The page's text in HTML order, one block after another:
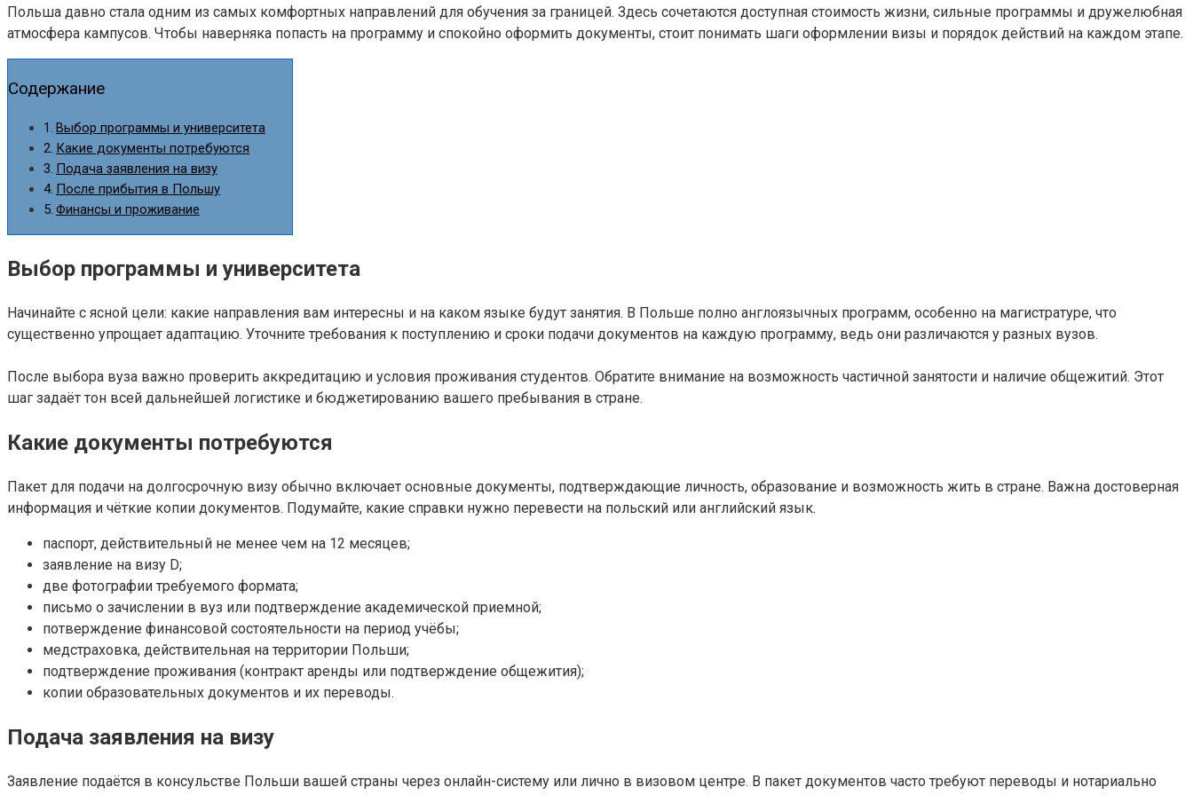
Польша давно стала одним из самых комфортных направлений для обучения за границей. Здесь сочетаются доступная стоимость жизни, сильные программы и дружелюбная
атмосфера кампусов. Чтобы наверняка попасть на программу и спокойно оформить документы, стоит понимать шаги оформлении визы и порядок действий на каждом этапе.
Содержание
Выбор программы и университета
Какие документы потребуются
Подача заявления на визу
После прибытия в Польшу
Финансы и проживание
Выбор программы и университета
Начинайте с ясной цели: какие направления вам интересны и на каком языке будут занятия. В Польше полно англоязычных программ, особенно на магистратуре, что
существенно упрощает адаптацию. Уточните требования к поступлению и сроки подачи документов на каждую программу, ведь они различаются у разных вузов.
После выбора вуза важно проверить аккредитацию и условия проживания студентов. Обратите внимание на возможность частичной занятости и наличие общежитий. Этот
шаг задаёт тон всей дальнейшей логистике и бюджетированию вашего пребывания в стране.
Какие документы потребуются
Пакет для подачи на долгосрочную визу обычно включает основные документы, подтверждающие личность, образование и возможность жить в стране. Важна достоверная
информация и чёткие копии документов. Подумайте, какие справки нужно перевести на польский или английский язык.
паспорт, действительный не менее чем на 12 месяцев;
заявление на визу D;
две фотографии требуемого формата;
письмо о зачислении в вуз или подтверждение академической приемной;
потверждение финансовой состоятельности на период учёбы;
медстраховка, действительная на территории Польши;
подтверждение проживания (контракт аренды или подтверждение общежития);
копии образовательных документов и их переводы.
Подача заявления на визу
Заявление подаётся в консульстве Польши вашей страны через онлайн-систему или лично в визовом центре. В пакет документов часто требуют переводы и нотариально